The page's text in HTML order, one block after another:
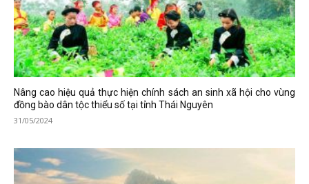
Nâng cao hiệu quả thực hiện chính sách an sinh xã hội cho vùng
đồng bào dân tộc thiểu số tại tỉnh Thái Nguyên
31/05/2024